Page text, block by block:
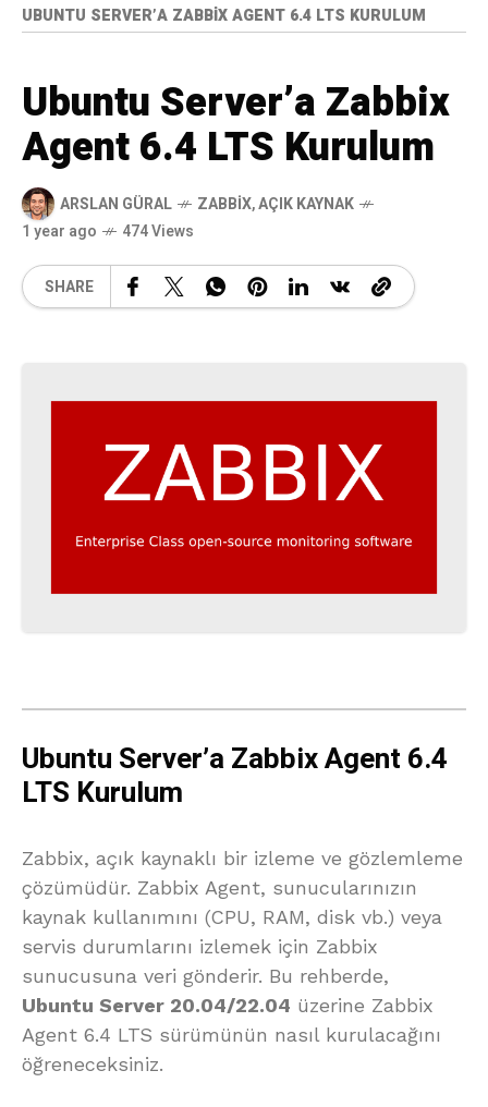
UBUNTU SERVER’A ZABBIX AGENT 6.4 LTS KURULUM
Ubuntu Server’a Zabbix
Agent 6.4 LTS Kurulum
ARSLAN GÜRAL ZABBIX,AÇIK KAYNAK
1 year ago
474 Views
SHARE
Ubuntu Server’a Zabbix Agent 6.4
LTS Kurulum
Zabbix, açık kaynaklı bir izleme ve gözlemleme
çözümüdür. Zabbix Agent, sunucularınızın
kaynak kullanımını (CPU, RAM, disk vb.) veya
servis durumlarını izlemek için Zabbix
sunucusuna veri gönderir. Bu rehberde,
Ubuntu Server 20.04/22.04 üzerine Zabbix
Agent 6.4 LTS sürümünün nasıl kurulacağını
öğreneceksiniz.